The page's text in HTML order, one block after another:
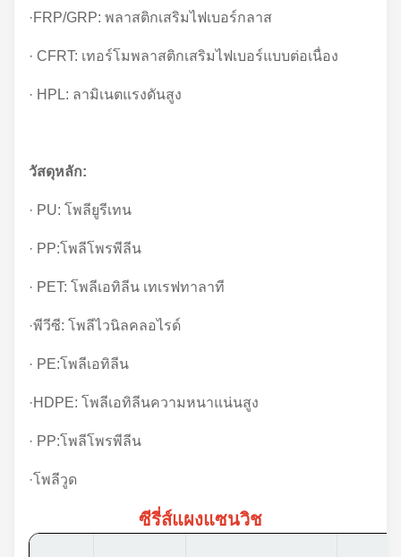
·FRP/GRP: พลาสติกเสริมไฟเบอร์กลาส
· CFRT: เทอร์โมพลาสติกเสริมไฟเบอร์แบบต่อเนื่อง
· HPL: ลามิเนตแรงดันสูง
วัสดุหลัก:
· PU: โพลียูรีเทน
· PP:โพลีโพรพีลีน
· PET: โพลีเอทิลีน เทเรฟทาลาที
·พีวีซี: โพลีไวนิลคลอไรด์
· PE:โพลีเอทิลีน
·HDPE: โพลีเอทิลีนความหนาแน่นสูง
· PP:โพลีโพรพีลีน
·โพลีวูด
ซีรี่ส์แผงแซนวิช